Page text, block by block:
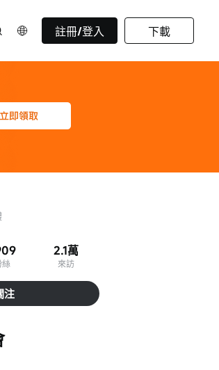
註冊/登入 下載
絲
2.1萬
來訪
注